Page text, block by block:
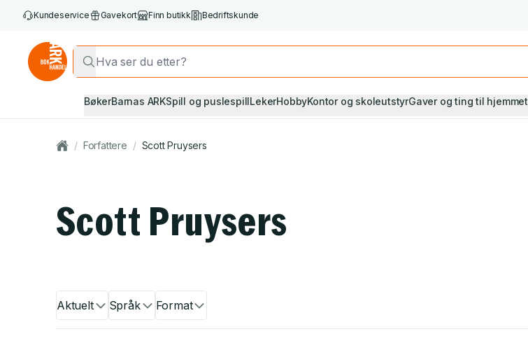
Kundeservice Gavekort Finn butikk Bedriftskunde
BøkerBarnas ARKSpill og puslespillLekerHobbyKontor og skoleutstyrGaver og ting til hjemmet
/ Forfattere / Scott Pruysers
Scott Pruysers
Aktuelt Språk Format